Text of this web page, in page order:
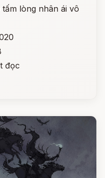
lòng nhân ái vô
đọc